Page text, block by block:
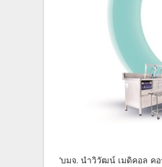
‘บมจ. นำวิวัฒน์ เมดิคอล ค